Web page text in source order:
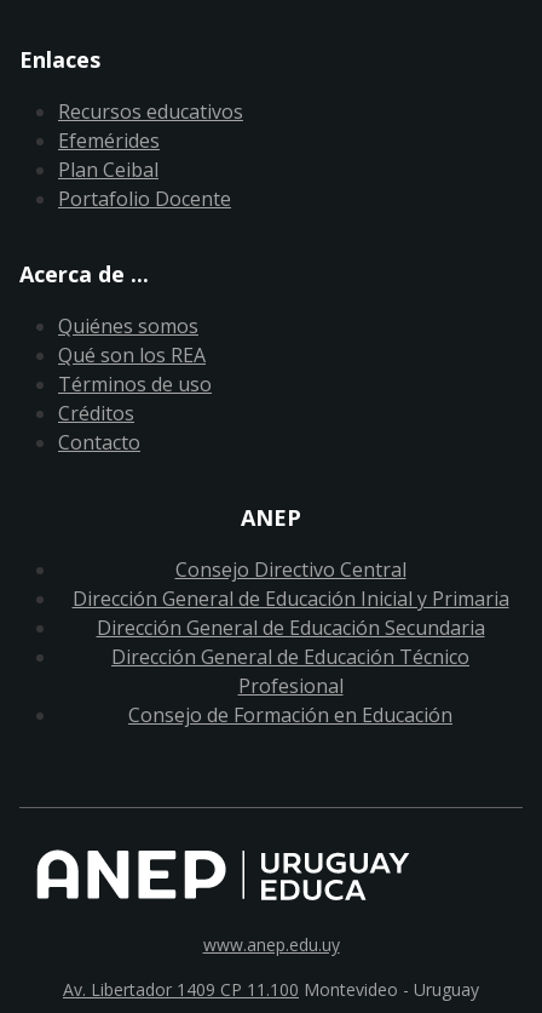
Enlaces
Recursos educativos
Efemérides
Plan Ceibal
Portafolio Docente
Acerca de ...
Quiénes somos
Qué son los REA
Términos de uso
Créditos
Contacto
ANEP
Consejo Directivo Central
Dirección General de Educación Inicial y Primaria
Dirección General de Educación Secundaria
Dirección General de Educación Técnico
Profesional
Consejo de Formación en Educación
www.anep.edu.uy
Av. Libertador 1409 CP 11.100 Montevideo - Uruguay